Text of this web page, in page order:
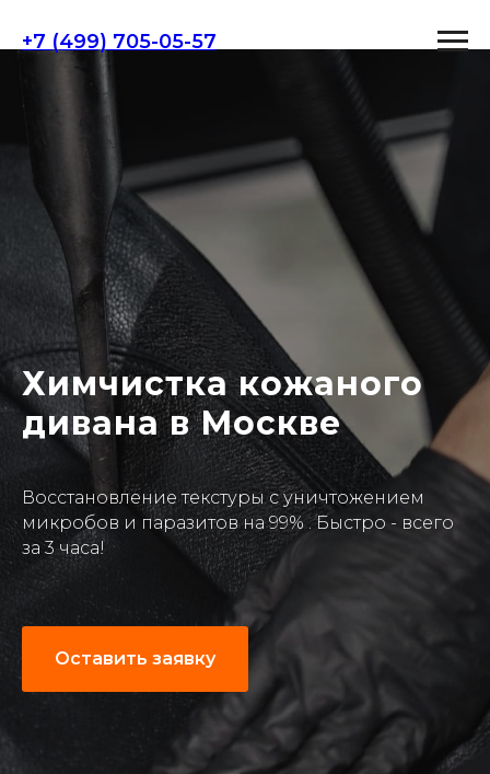
+7 (499) 705-05-57
Химчистка кожаного
диванав Москве
Восстановление текстуры с уничтожением
микробов и паразитов на 99% . Быстро - всего
за 3 часа!
Оставить заявку